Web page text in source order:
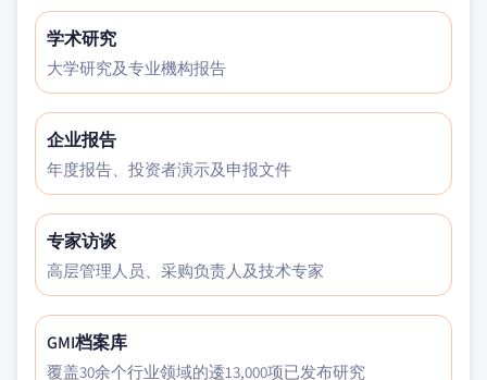
学术研究
大学研究及专业機构报告
企业报告
年度报告、投资者演示及申报文件
专家访谈
高层管理人员、采购负责人及技术专家
GMI档案库
覆盖30余个行业领域的逶13,000项已发布研究